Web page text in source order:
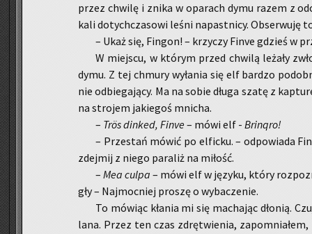
przez chwi­lę i znika w opa­rach dymu razem z
ka­li do­tych­cza­so­wi leśni na­past­ni­cy. Ob­ser­wu­ję
– Ukaż się, Fin­gon! – krzy­czy Finve gdzieś w
W miej­scu, w któ­rym przed chwi­lą le­ża­ły
dymu. Z tej chmu­ry wy­ła­nia się elf bar­dzo
nie od­bie­ga­ją­cy. Ma na sobie długa szatę z
na stro­jem ja­kie­goś mni­cha.
– Trös din­ked, Finve– mówi elf - Bri­nqro!
– Prze­stań mówić po el­fic­ku. – od­po­wia­da
zdej­mij z niego pa­ra­liż na mi­łość.
– Mea culpa – mówi elf w ję­zy­ku, który
gły – Naj­moc­niej pro­szę o wy­ba­cze­nie.
To mó­wiąc kła­nia mi się ma­cha­jąc dło­nią.
la­na. Przez ten czas zdrę­twie­nia,